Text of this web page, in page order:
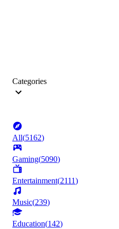
Categories
All(5162)
Gaming(5090)
Entertainment(2111)
Music(239)
Education(142)